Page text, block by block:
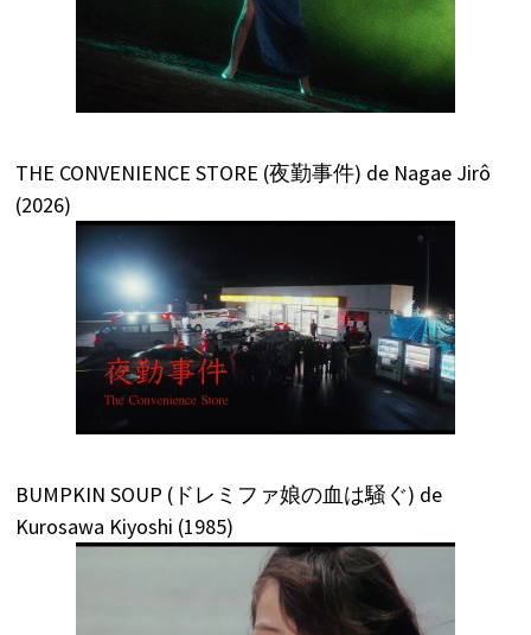
THE CONVENIENCE STORE (夜勤事件) de Nagae Jirô
(2026)
BUMPKIN SOUP (ドレミファ娘の血は騒ぐ) de
Kurosawa Kiyoshi (1985)